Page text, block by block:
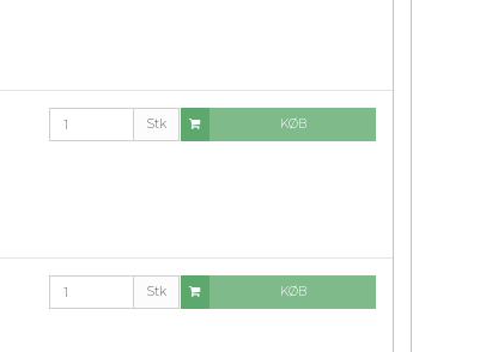
Stk KØB
Stk KØB